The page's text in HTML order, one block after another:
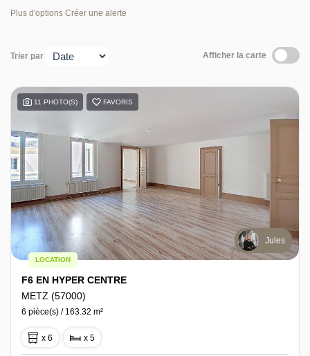
Plus d'options Créer une alerte
Trier par Afficher la carte
11 PHOTO(S) FAVORIS
Jules
LOCATION
F6 EN HYPER CENTRE
METZ (57000)
6 pièce(s) / 163.32 m²
x 6 x 5